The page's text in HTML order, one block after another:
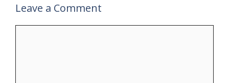
Leave a Comment